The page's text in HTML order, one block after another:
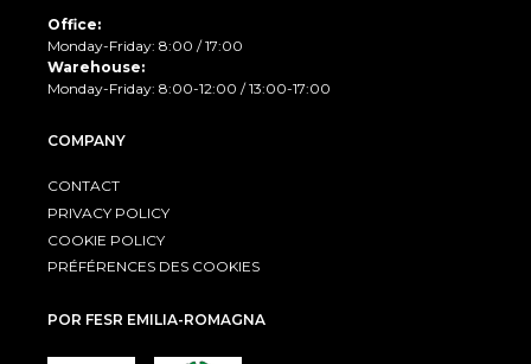
Office:
Monday-Friday: 8:00 / 17:00
Warehouse:
Monday-Friday: 8:00-12:00 / 13:00-17:00
COMPANY
CONTACT
PRIVACY POLICY
COOKIE POLICY
PRÉFÉRENCES DES COOKIES
POR FESR EMILIA-ROMAGNA